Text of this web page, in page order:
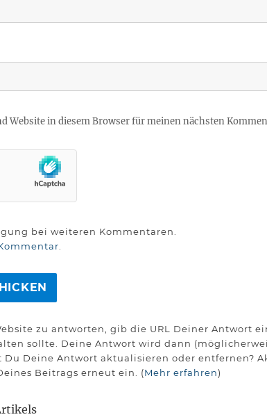
Website in diesem Browser für meinen nächsten
bei weiteren Kommentaren.
zu antworten, gib die URL Deiner Antwort
sollte. Deine Antwort wird dann
Du Deine Antwort aktualisieren oder entfernen?
Beitrags erneut ein. (Mehr erfahren)